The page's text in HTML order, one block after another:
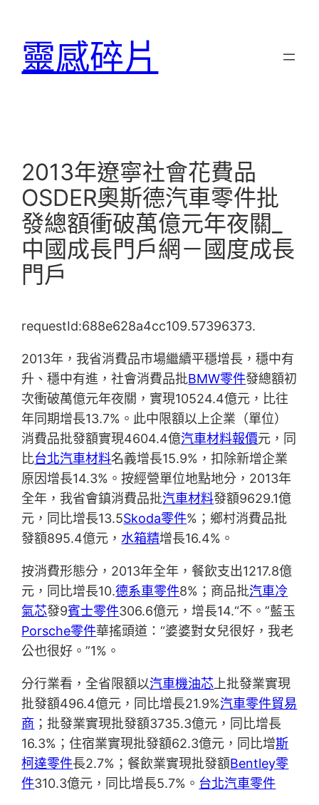
靈感碎片
2013年遼寧社會花費品
OSDER奧斯德汽車零件批
發總額衝破萬億元年夜關_
中國成長門戶網－國度成長
門戶
requestId:688e628a4cc109.57396373.
2013年，我省消費品市場繼續平穩增長，穩中有
升、穩中有進，社會消費品批BMW零件發總額初
次衝破萬億元年夜關，實現10524.4億元，比往
年同期增長13.7%。此中限額以上企業（單位）
消費品批發額實現4604.4億汽車材料報價元，同
比台北汽車材料名義增長15.9%，扣除新增企業
原因增長14.3%。按經營單位地點地分，2013年
全年，我省會鎮消費品批汽車材料發額9629.1億
元，同比增長13.5Skoda零件%；鄉村消費品批
發額895.4億元， 水箱精增長16.4%。
按消費形態分，2013年全年，餐飲支出1217.8億
元，同比增長10.德系車零件8%；商品批汽車冷
氣芯發9賓士零件306.6億元，增長14.“不。”藍玉
Porsche零件華搖頭道：“婆婆對女兒很好，我老
公也很好。”1%。
分行業看，全省限額以汽車機油芯上批發業實現
批發額496.4億元，同比增長21.9%汽車零件貿易
商 ；批發業實現批發額3735.3億元，同比增長
16.3%；住宿業實現批發額62.3億元，同比增斯
柯達零件長2.7%；餐飲業實現批發額Bentley零
件310.3億元，同比增長5.7%。 台北汽車零件